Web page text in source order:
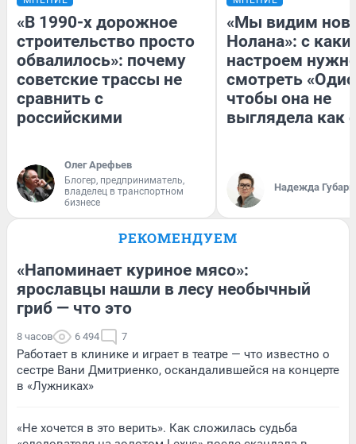
«В 1990-х дорожное
строительство просто
обвалилось»: почему
советские трассы не
сравнить с
российскими
Олег Арефьев
Блогер, предприниматель,
владелец в транспортном
бизнесе
«Мы видим
Нолана»: с
настроем
смотреть
чтобы она не
выглядела как
Надежда Губарь
РЕКОМЕНДУЕМ
«Напоминает куриное мясо»:
ярославцы нашли в лесу необычный
гриб — что это
8 часов 6 494 7
Работает в клинике и играет в театре — что известно о
сестре Вани Дмитриенко, оскандалившейся на концерте
в «Лужниках»
«Не хочется в это верить». Как сложилась судьба